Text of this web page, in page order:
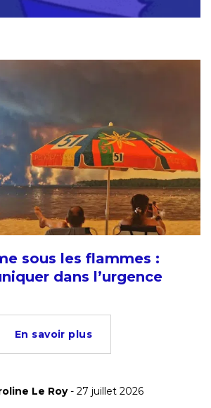
sous les flammes :
dans l’urgence
En savoir plus
Le Roy- 27 juillet 2026